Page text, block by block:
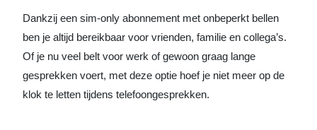
Dankzij een sim-only abonnement met onbeperkt bellen
ben je altijd bereikbaar voor vrienden, familie en collega’s.
Of je nu veel belt voor werk of gewoon graag lange
gesprekken voert, met deze optie hoef je niet meer op de
klok te letten tijdens telefoongesprekken.